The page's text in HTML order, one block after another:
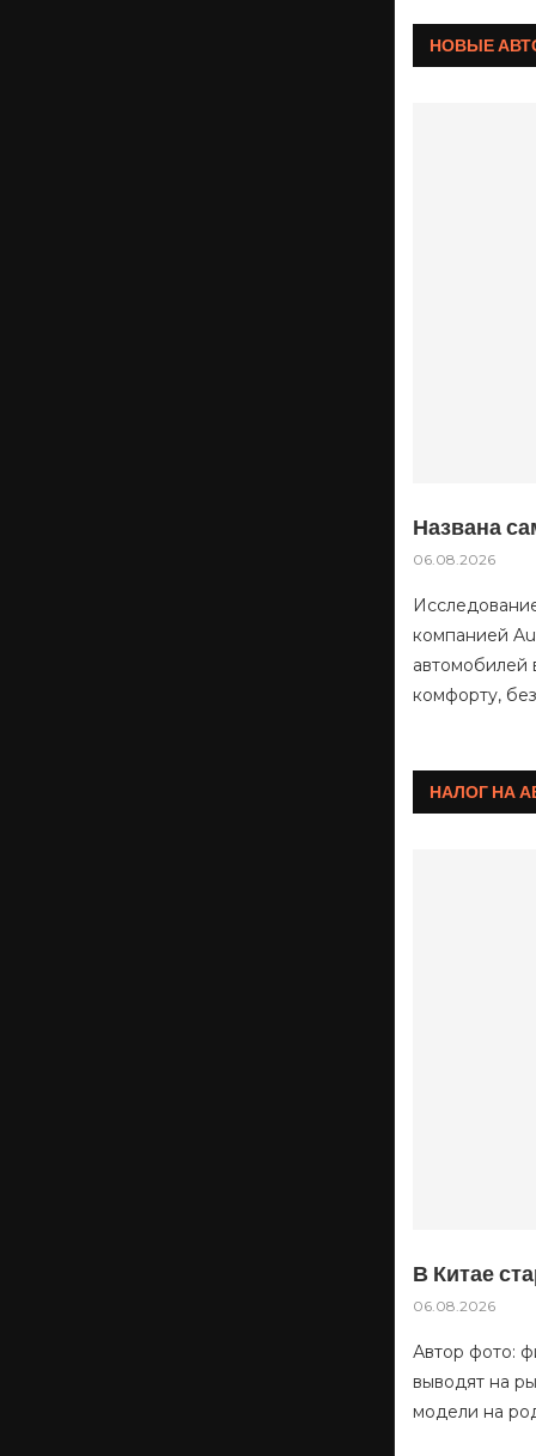
НОВЫЕ
Названа
06.08.2026
компанией
комфорту,
НАЛОГ НА
В Китае
06.08.2026
Автор фото:
выводят на
модели на